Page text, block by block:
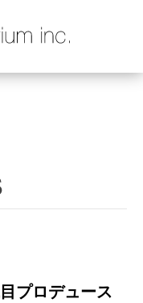
プロデュース